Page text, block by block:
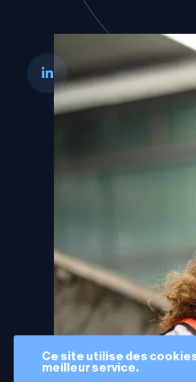
Ce site utilise des
meilleur service.